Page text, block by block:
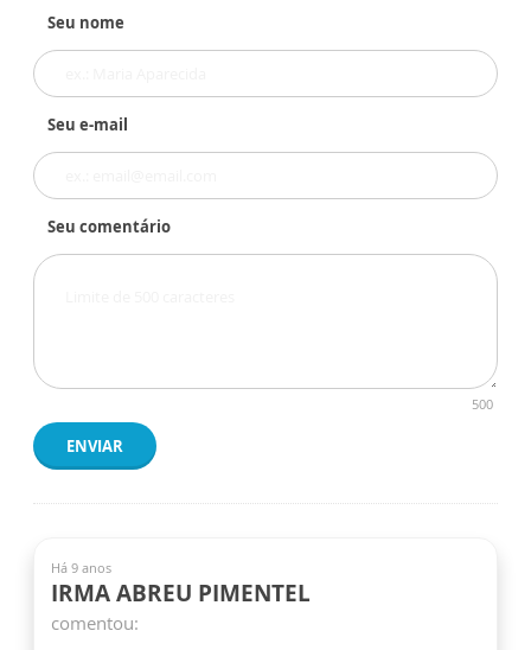
Seu nome
Seu e-mail
Seu comentário
500
ENVIAR
Há 9 anos
IRMA ABREU PIMENTEL
comentou: